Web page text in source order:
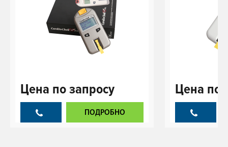
Цена по запросу
ПОДРОБНО
Цена по